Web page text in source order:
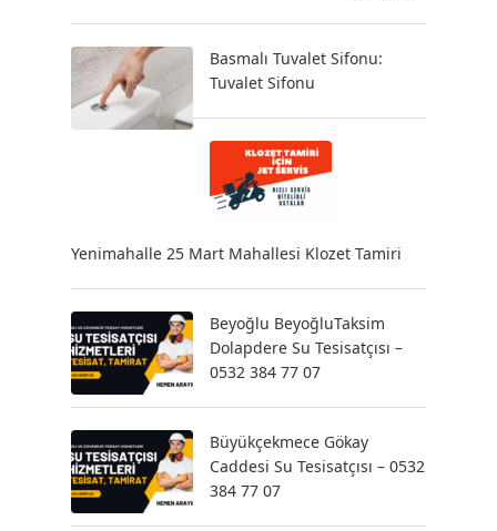
Basmalı Tuvalet Sifonu:
Tuvalet Sifonu
Yenimahalle 25 Mart Mahallesi Klozet Tamiri
Beyoğlu BeyoğluTaksim
Dolapdere Su Tesisatçısı –
0532 384 77 07
Büyükçekmece Gökay
Caddesi Su Tesisatçısı – 0532
384 77 07